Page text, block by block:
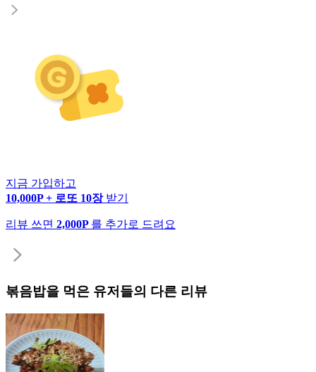
지금 가입하고
10,000P + 로또 10장 받기
리뷰 쓰면 2,000P 를 추가로 드려요
볶음밥을 먹은 유저들의 다른 리뷰